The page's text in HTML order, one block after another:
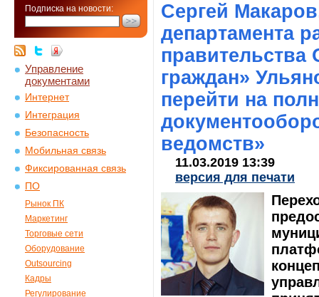
Подписка на новости:
Управление
документами
Интернет
Интеграция
Безопасность
Мобильная связь
Фиксированная связь
ПО
Рынок ПК
Маркетинг
Торговые сети
Оборудование
Outsourcing
Кадры
Регулирование
Сергей
департамента
правительства
граждан»
перейти на
ведомств»
11.03.2019 13:39
версия для печати